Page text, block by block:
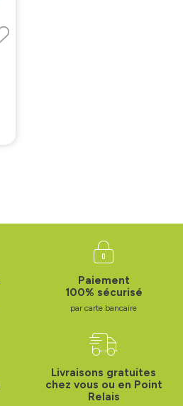
Paiement
100% sécurisé
par carte bancaire
Livraisons gratuites
chez vous ou en Point
Relais